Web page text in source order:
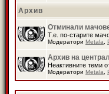
Архив
Отминали
Т.е. по-старите
Модератори Metala
Архив на
Неактивните теми
Модератори Metala